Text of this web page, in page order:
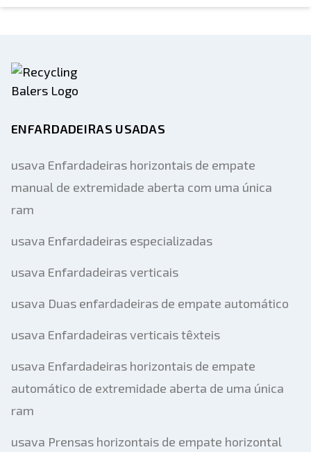
ENFARDADEIRAS USADAS
usava Enfardadeiras horizontais de empate
manual de extremidade aberta com uma única
ram
usava Enfardadeiras especializadas
usava Enfardadeiras verticais
usava Duas enfardadeiras de empate automático
usava Enfardadeiras verticais têxteis
usava Enfardadeiras horizontais de empate
automático de extremidade aberta de uma única
ram
usava Prensas horizontais de empate horizontal